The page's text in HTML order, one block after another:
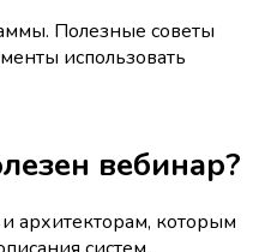
Полезные советы
использовать
вебинар?
архитекторам, которым